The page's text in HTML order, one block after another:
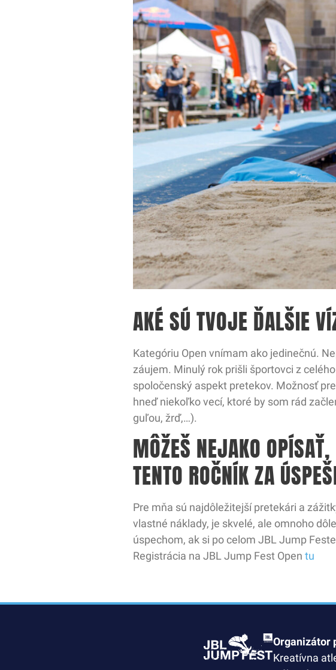
AKÉ SÚ TVOJE ĎALŠIE
Kategóriu Open vnímam ako jedinečnú.
záujem. Minulý rok prišli športovci z
spoločenský aspekt pretekov. Možnosť
hneď niekoľko vecí, ktoré by som rád
guľou, žrď,…).
MÔŽEŠ NEJAKO
TENTO ROČNÍK ZA
Pre mňa sú najdôležitejší pretekári a
vlastné náklady, je skvelé, ale omnoho
úspechom, ak si po celom JBL Jump
Registrácia na JBL Jump Fest Open tu
Organizátor
Kreatívna